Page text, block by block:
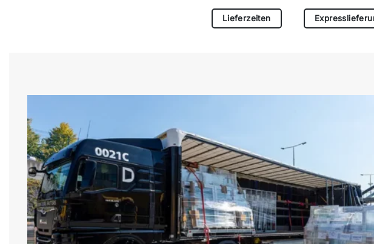
Lieferzeiten